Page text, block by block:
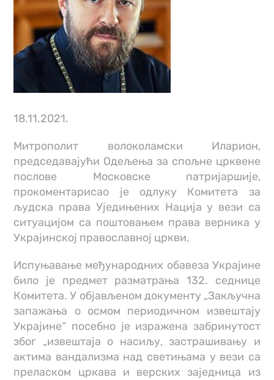
18.11.2021.
Митрополит волоколамски Иларион,
председавајући Одељења за спољне црквене
послове Московске патријаршије,
прокоментарисао је одлуку Комитета за
људска права Уједињених Нација у вези са
ситуацијом са поштовањем права верника у
Украјинској православној цркви.
Испуњавање међународних обавеза Украјине
било је предмет разматрања 132. седнице
Комитета. У објављеном документу „Закључна
запажања о осмом периодичном извештају
Украјине“ посебно је изражена забринутост
због „извештаја о насиљу, застрашивању и
актима вандализма над светињама у вези са
преласком цркава и верских заједница из